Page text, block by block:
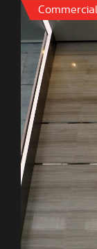
Commercial